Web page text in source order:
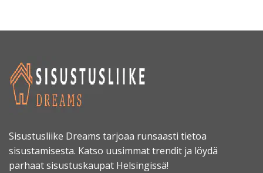
Sisustusliike Dreams tarjoaa runsaasti tietoa
sisustamisesta. Katso uusimmat trendit ja löydä
parhaat sisustuskaupat Helsingissä!